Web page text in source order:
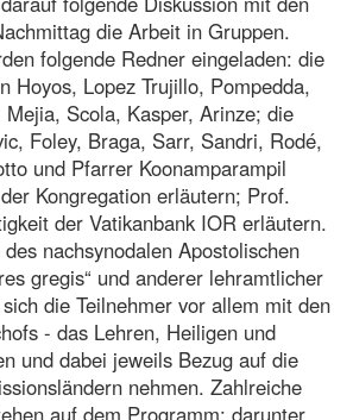
die Arbeit in Gruppen.
folgende Redner eingeladen: die
Hoyos, Lopez Trujillo, Pompedda,
Scola, Kasper, Arinze; die
Foley, Braga, Sarr, Sandri, Rodé,
und Pfarrer Koonamparampil
Kongregation erläutern; Prof.
der Vatikanbank IOR erläutern.
nachsynodalen Apostolischen
gregis“ und anderer lehramtlicher
die Teilnehmer vor allem mit den
- das Lehren, Heiligen und
und dabei jeweils Bezug auf die
nehmen. Zahlreiche
auf dem Programm: darunter